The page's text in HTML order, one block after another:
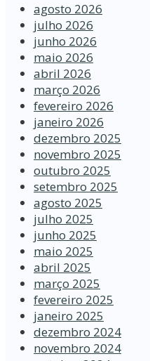
agosto 2026
julho 2026
junho 2026
maio 2026
abril 2026
março 2026
fevereiro 2026
janeiro 2026
dezembro 2025
novembro 2025
outubro 2025
setembro 2025
agosto 2025
julho 2025
junho 2025
maio 2025
abril 2025
março 2025
fevereiro 2025
janeiro 2025
dezembro 2024
novembro 2024